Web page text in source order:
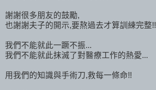
謝謝很多朋友的鼓勵,
也謝謝夫子的開示,要熬過去才算訓練完整!!
我們不能就此一蹶不振...
我們不能就此抹滅了對醫療工作的熱愛...
用我們的知識與手術刀,救每一條命!!